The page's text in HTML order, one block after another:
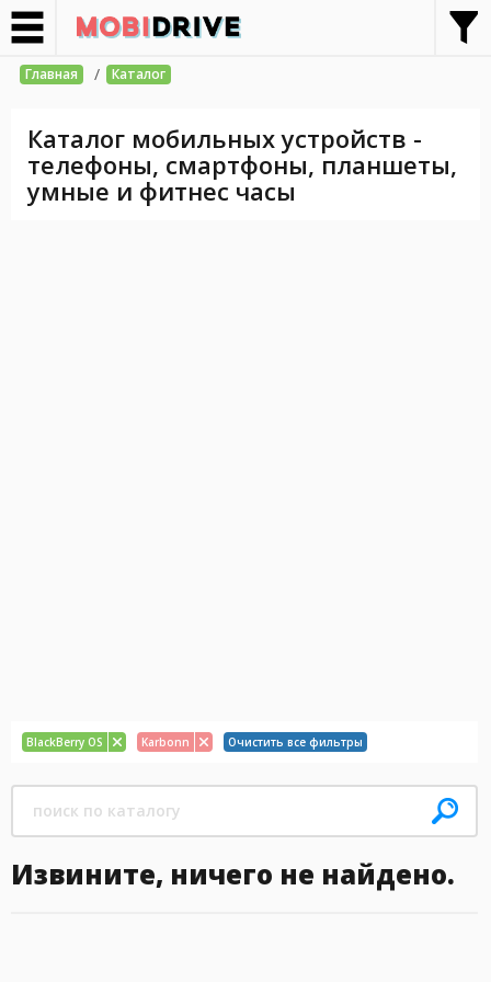
Главная / Каталог
Каталог мобильных устройств -
телефоны, смартфоны, планшеты,
умные и фитнес часы
BlackBerry OS Karbonn Очистить все фильтры
Извините, ничего не найдено.